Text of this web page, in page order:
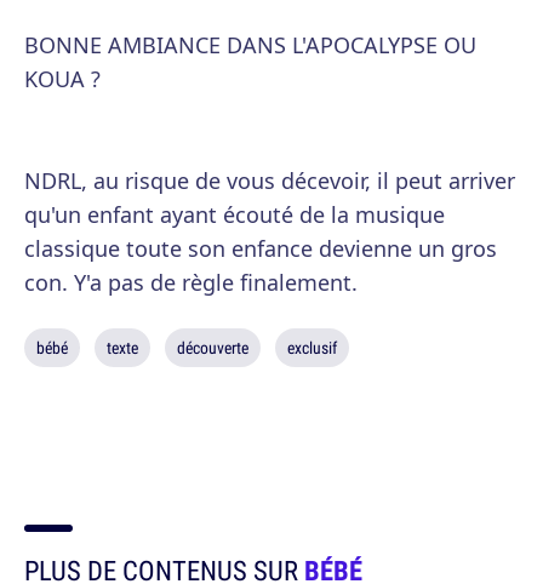
BONNE AMBIANCE DANS L'APOCALYPSE OU
KOUA ?
NDRL, au risque de vous décevoir, il peut arriver
qu'un enfant ayant écouté de la musique
classique toute son enfance devienne un gros
con. Y'a pas de règle finalement.
bébé texte découverte exclusif
PLUS DE CONTENUS SURBÉBÉ